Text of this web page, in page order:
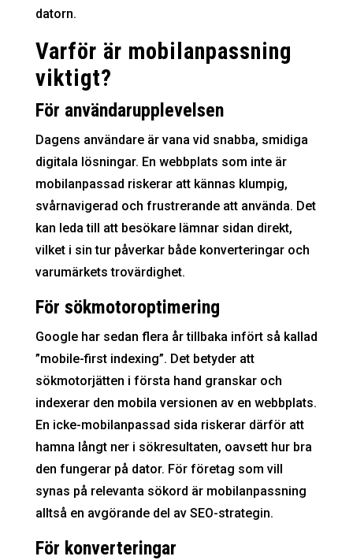
datorn.
Varför är mobilanpassning
viktigt?
För användarupplevelsen
Dagens användare är vana vid snabba, smidiga
digitala lösningar. En webbplats som inte är
mobilanpassad riskerar att kännas klumpig,
svårnavigerad och frustrerande att använda. Det
kan leda till att besökare lämnar sidan direkt,
vilket i sin tur påverkar både konverteringar och
varumärkets trovärdighet.
För sökmotoroptimering
Google har sedan flera år tillbaka infört så kallad
”mobile-first indexing”. Det betyder att
sökmotorjätten i första hand granskar och
indexerar den mobila versionen av en webbplats.
En icke-mobilanpassad sida riskerar därför att
hamna långt ner i sökresultaten, oavsett hur bra
den fungerar på dator. För företag som vill
synas på relevanta sökord är mobilanpassning
alltså en avgörande del av SEO-strategin.
För konverteringar